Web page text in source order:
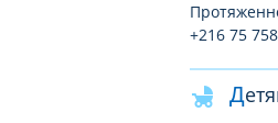
+216 75